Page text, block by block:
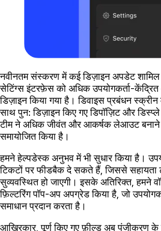
नवीनतम संस्करण में कई डिज़ाइन अपडेट
सेटिंग्स इंटरफ़ेस को अधिक उपयोगकर्ता-
डिज़ाइन किया गया है। डिवाइस प्रबंधन
साथ पुन: डिज़ाइन किए गए डिपॉज़िट और
टीम ने अधिक जीवंत और आकर्षक लेआउट बनाने
समायोजित किया है।
हमने हेल्पडेस्क अनुभव में भी सुधार किया है।
टिकटों पर फीडबैक दे सकते हैं, जिससे सहायता
सुव्यवस्थित हो जाएगी। इसके अतिरिक्त, हमने
फ़िल्टरिंग पॉप-अप अपग्रेड किया है, जो
समाधान प्रदान करता है।
आखिरकार, पूर्ण किए गए फ़ील्ड अब पंजीकरण